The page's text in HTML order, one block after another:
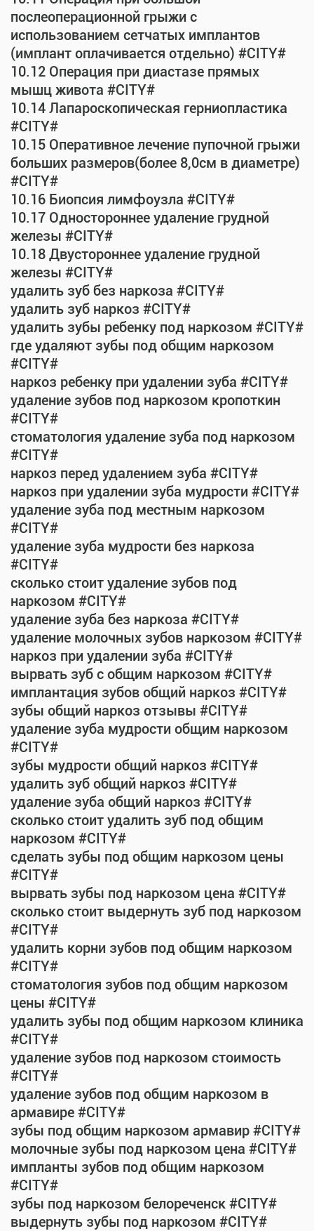
послеоперационной грыжи с
использованием сетчатых имплантов
(имплант оплачивается отдельно) #CITY#
10.12 Операция при диастазе прямых
мышц живота #CITY#
10.14 Лапароскопическая герниопластика
#CITY#
10.15 Оперативное лечение пупочной грыжи
больших размеров(более 8,0см в диаметре)
#CITY#
10.16 Биопсия лимфоузла #CITY#
10.17 Одностороннее удаление грудной
железы #CITY#
10.18 Двустороннее удаление грудной
железы #CITY#
удалить зуб без наркоза #CITY#
удалить зуб наркоз #CITY#
удалить зубы ребенку под наркозом #CITY#
где удаляют зубы под общим наркозом
#CITY#
наркоз ребенку при удалении зуба #CITY#
удаление зубов под наркозом кропоткин
#CITY#
стоматология удаление зуба под наркозом
#CITY#
наркоз перед удалением зуба #CITY#
наркоз при удалении зуба мудрости #CITY#
удаление зуба под местным наркозом
#CITY#
удаление зуба мудрости без наркоза
#CITY#
сколько стоит удаление зубов под
наркозом #CITY#
удаление зуба без наркоза #CITY#
удаление молочных зубов наркозом #CITY#
наркоз при удалении зуба #CITY#
вырвать зуб с общим наркозом #CITY#
имплантация зубов общий наркоз #CITY#
зубы общий наркоз отзывы #CITY#
удаление зуба мудрости общим наркозом
#CITY#
зубы мудрости общий наркоз #CITY#
удалить зуб общий наркоз #CITY#
удаление зуба общий наркоз #CITY#
сколько стоит удалить зуб под общим
наркозом #CITY#
сделать зубы под общим наркозом цены
#CITY#
вырвать зубы под наркозом цена #CITY#
сколько стоит выдернуть зуб под наркозом
#CITY#
удалить корни зубов под общим наркозом
#CITY#
стоматология зубов под общим наркозом
цены #CITY#
удалить зубы под общим наркозом клиника
#CITY#
удаление зубов под наркозом стоимость
#CITY#
удаление зубов под общим наркозом в
армавире #CITY#
зубы под общим наркозом армавир #CITY#
молочные зубы под наркозом цена #CITY#
импланты зубов под общим наркозом
#CITY#
зубы под наркозом белореченск #CITY#
выдернуть зубы под наркозом #CITY#